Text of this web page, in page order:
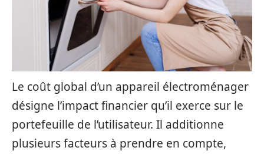
Le coût global d’un appareil électroménager
désigne l’impact financier qu’il exerce sur le
portefeuille de l’utilisateur. Il additionne
plusieurs facteurs à prendre en compte,